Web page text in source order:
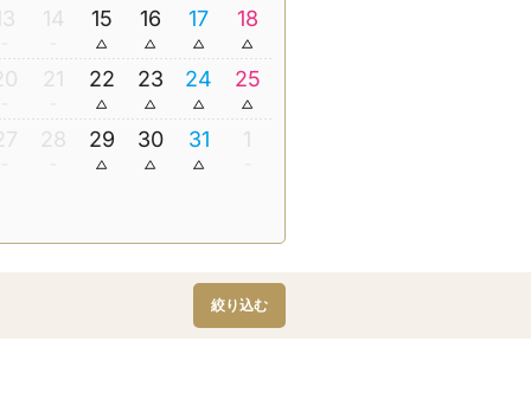
14 15 16 17 18
21 22 23 24 25
28 29 30 31 1
絞り込む